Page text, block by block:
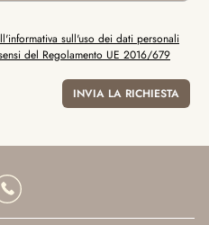
sull'uso dei dati personali
del Regolamento UE 2016/679